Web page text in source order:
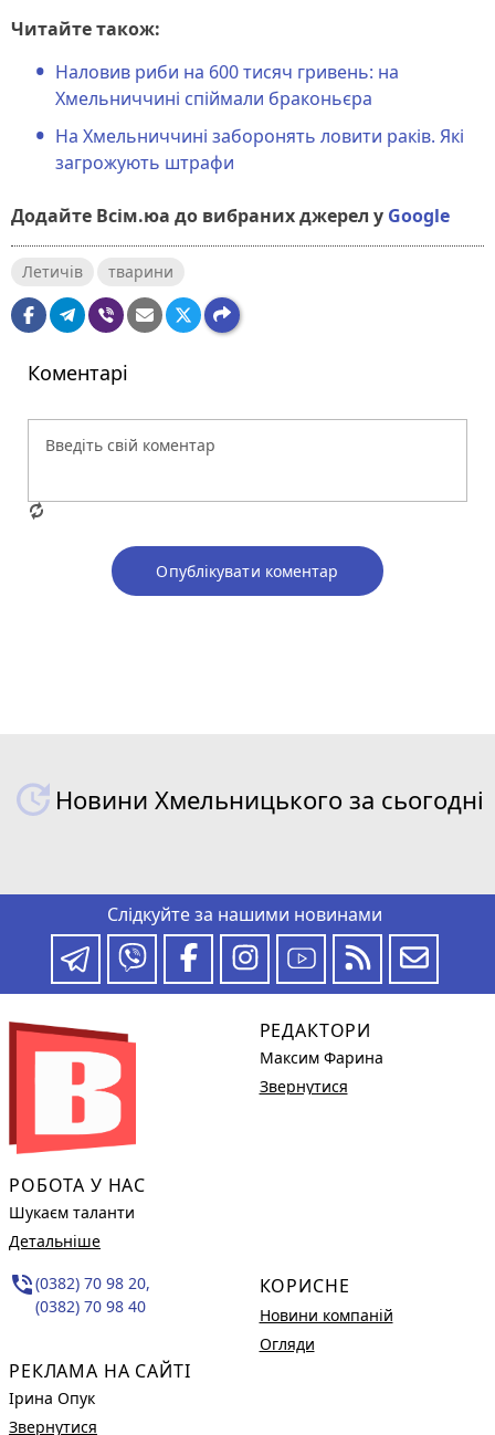
Читайте також:
Наловив риби на 600 тисяч гривень: на
Хмельниччині спіймали браконьєра
На Хмельниччині заборонять ловити раків. Які
загрожують штрафи
Додайте Всім.юа до вибраних джерел у Google
Летичів тварини
Коментарі
Опублікувати коментар
Новини Хмельницького за сьогодні
Слідкуйте за нашими новинами
РОБОТА У НАС
Шукаєм таланти
Детальніше
phone_in_talk(0382) 70 98 20,
(0382) 70 98 40
РЕКЛАМА НА САЙТІ
Ірина Опук
Звернутися
РЕДАКТОРИ
Максим Фарина
Звернутися
КОРИСНЕ
Новини компаній
Огляди